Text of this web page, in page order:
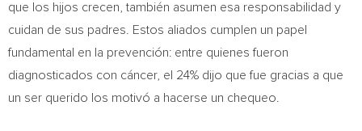
que los hijos crecen, también asumen esa responsabilidad y
cuidan de sus padres. Estos aliados cumplen un papel
fundamental en la prevención: entre quienes fueron
diagnosticados con cáncer, el 24% dijo que fue gracias a que
un ser querido los motivó a hacerse un chequeo.